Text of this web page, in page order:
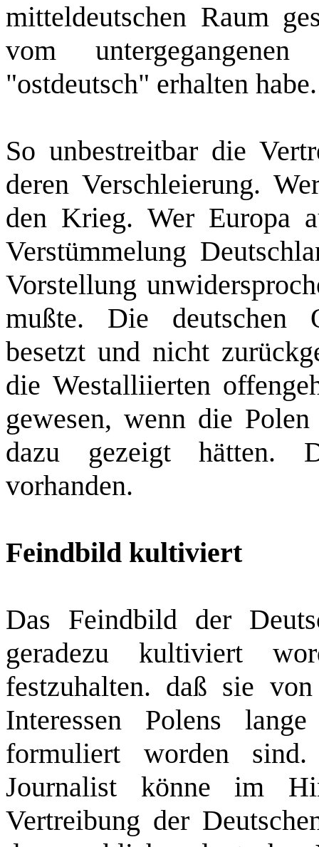
mitteldeutschen Raum
vom
"ostdeutsch" erhalten habe.
So unbestreitbar die
deren Verschleierung.
den Krieg. Wer Europa
Verstümmelung
Vorstellung
mußte. Die deutschen
besetzt und nicht
die Westalliierten
gewesen, wenn die
dazu gezeigt hätten.
vorhanden.
Feindbild kultiviert
Das Feindbild der
geradezu kultiviert
festzuhalten. daß sie
Interessen Polens
formuliert worden
Journalist könne im
Vertreibung der